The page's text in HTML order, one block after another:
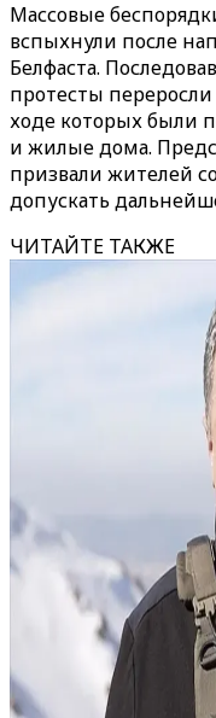
Массовые
вспыхнули после
Белфаста.
протесты
ходе которых были
и жилые дома.
призвали жителей
допускать
ЧИТАЙТЕ ТАКЖЕ